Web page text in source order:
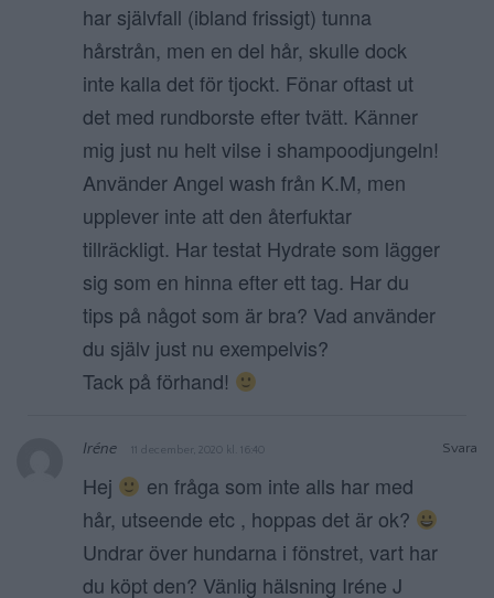
har självfall (ibland frissigt) tunna
hårstrån, men en del hår, skulle dock
inte kalla det för tjockt. Fönar oftast ut
det med rundborste efter tvätt. Känner
mig just nu helt vilse i shampoodjungeln!
Använder Angel wash från K.M, men
upplever inte att den återfuktar
tillräckligt. Har testat Hydrate som lägger
sig som en hinna efter ett tag. Har du
tips på något som är bra? Vad använder
du själv just nu exempelvis?
Tack på förhand!
Svara
Iréne 11 december, 2020 kl. 16:40
Hej
en fråga som inte alls har med
hår, utseende etc , hoppas det är ok?
Undrar över hundarna i fönstret, vart har
du köpt den? Vänlig hälsning Iréne J